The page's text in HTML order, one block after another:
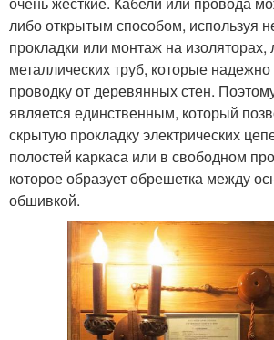
либо открытым способом, используя
прокладки или монтаж на изоляторах,
металлических труб, которые
проводку от деревянных стен.
является единственным, который
скрытую прокладку электрических
полостей каркаса или в свободном
которое образует обрешетка между
обшивкой.